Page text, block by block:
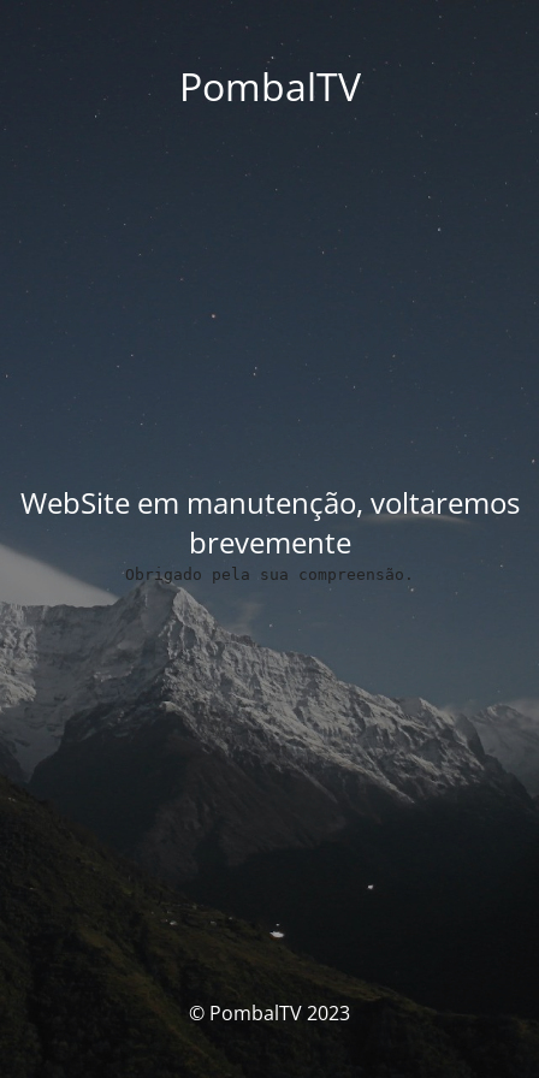
PombalTV
WebSite em manutenção, voltaremos
brevemente
Obrigado pela sua compreensão.
© PombalTV 2023